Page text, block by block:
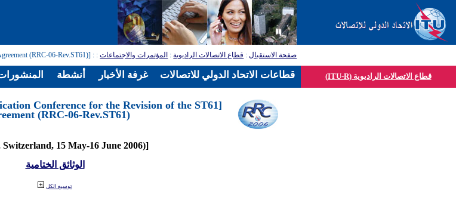
صفحة الاستقبال: قطاع الاتصالات الراديوية: المؤتمرات والاجتماعات:
: [Regional Radiocommunication Conference for the Revision of the ST61 Agreement (RRC-06-Rev.ST61)]
قطاع الاتصالات الراديوية (ITU-R)
Conference for the Revision of the ST61
(RRC-06-Rev.ST61)]
[(Geneva, Switzerland, 15 May-16 June 2006)]
الوثائق الختامية
توسيع الكل
أنشطة غرفة الأخبار قطاعات الاتحاد الدولي للاتصالات